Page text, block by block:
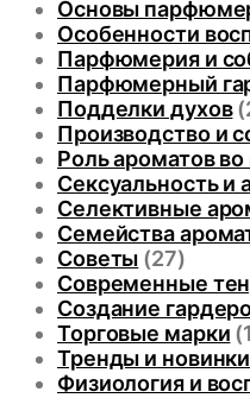
Основы
Особенности
Парфюмерия и
Парфюмерный
Подделки духов
Производство и
Роль ароматов
Сексуальность и
Селективные
Семейства
Советы (27)
Современные
Создание
Торговые марки
Тренды и новинки
Физиология и